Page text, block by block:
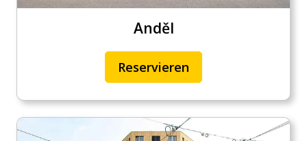
Anděl
Reservieren